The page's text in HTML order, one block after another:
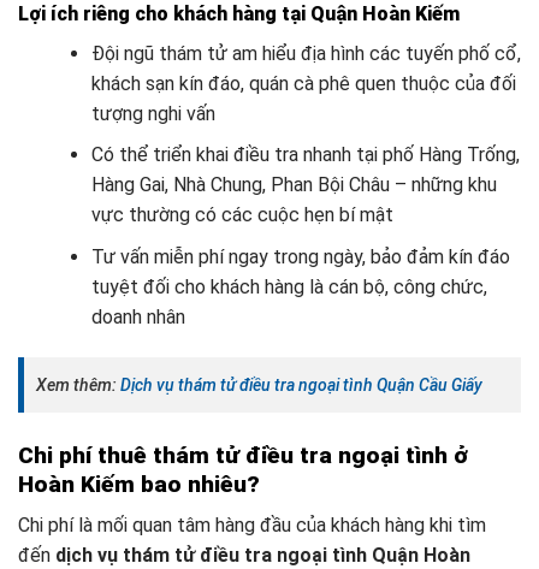
Lợi ích riêng cho khách hàng tại Quận Hoàn Kiếm
Đội ngũ thám tử am hiểu địa hình các tuyến phố cổ,
khách sạn kín đáo, quán cà phê quen thuộc của đối
tượng nghi vấn
Có thể triển khai điều tra nhanh tại phố Hàng Trống,
Hàng Gai, Nhà Chung, Phan Bội Châu – những khu
vực thường có các cuộc hẹn bí mật
Tư vấn miễn phí ngay trong ngày, bảo đảm kín đáo
tuyệt đối cho khách hàng là cán bộ, công chức,
doanh nhân
Xem thêm: Dịch vụ thám tử điều tra ngoại tình Quận Cầu Giấy
Chi phí thuê thám tử điều tra ngoại tình ở
Hoàn Kiếm bao nhiêu?
Chi phí là mối quan tâm hàng đầu của khách hàng khi tìm
đến dịch vụ thám tử điều tra ngoại tình Quận Hoàn